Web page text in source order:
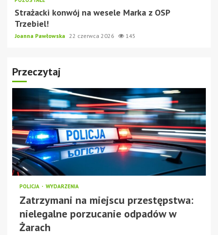
Strażacki konwój na wesele Marka z OSP
Trzebiel!
Joanna Pawłowska 22 czerwca 2026 145
Przeczytaj
POLICJA WYDARZENIA
Zatrzymani na miejscu przestępstwa:
nielegalne porzucanie odpadów w
Żarach